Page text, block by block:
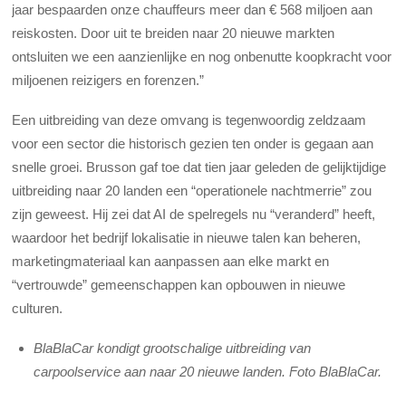
jaar bespaarden onze chauffeurs meer dan € 568 miljoen aan
reiskosten. Door uit te breiden naar 20 nieuwe markten
ontsluiten we een aanzienlijke en nog onbenutte koopkracht voor
miljoenen reizigers en forenzen.”
Een uitbreiding van deze omvang is tegenwoordig zeldzaam
voor een sector die historisch gezien ten onder is gegaan aan
snelle groei. Brusson gaf toe dat tien jaar geleden de gelijktijdige
uitbreiding naar 20 landen een “operationele nachtmerrie” zou
zijn geweest. Hij zei dat AI de spelregels nu “veranderd” heeft,
waardoor het bedrijf lokalisatie in nieuwe talen kan beheren,
marketingmateriaal kan aanpassen aan elke markt en
“vertrouwde” gemeenschappen kan opbouwen in nieuwe
culturen.
BlaBlaCar kondigt grootschalige uitbreiding van
carpoolservice aan naar 20 nieuwe landen. Foto BlaBlaCar.